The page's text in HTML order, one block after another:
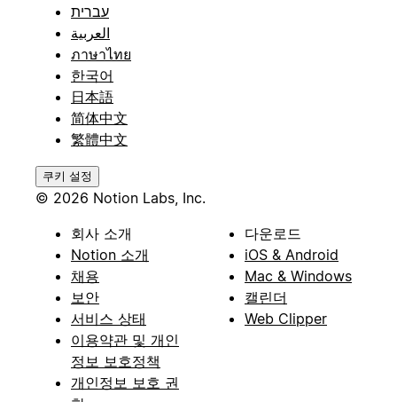
עברית
العربية
ภาษาไทย
한국어
日本語
简体中文
繁體中文
쿠키 설정
© 2026 Notion Labs, Inc.
회사 소개
Notion 소개
채용
보안
서비스 상태
이용약관 및 개인
정보 보호정책
개인정보 보호 권
다운로드
iOS & Android
Mac & Windows
캘린더
Web Clipper